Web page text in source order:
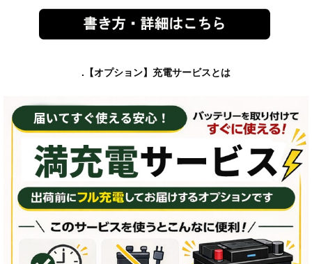
.【オプション】充電サービスとは